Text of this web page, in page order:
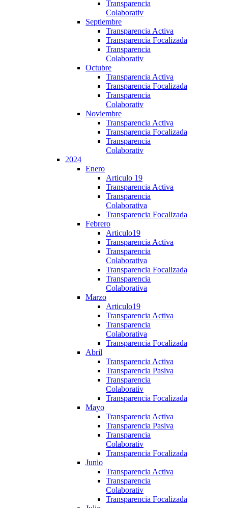
Transparencia
Colaborativ
Septiembre
Transparencia Activa
Transparencia Focalizada
Transparencia
Colaborativ
Octubre
Transparencia Activa
Transparencia Focalizada
Transparencia
Colaborativ
Noviembre
Transparencia Activa
Transparencia Focalizada
Transparencia
Colaborativ
2024
Enero
Articulo 19
Transparencia Activa
Transparencia
Colaborativa
Transparencia Focalizada
Febrero
Articulo19
Transparencia Activa
Transparencia
Colaborativa
Transparencia Focalizada
Transparencia
Colaborativa
Marzo
Articulo19
Transparencia Activa
Transparencia
Colaborativa
Transparencia Focalizada
Abril
Transparencia Activa
Transparencia Pasiva
Transparencia
Colaborativ
Transparencia Focalizada
Mayo
Transparencia Activa
Transparencia Pasiva
Transparencia
Colaborativ
Transparencia Focalizada
Junio
Transparencia Activa
Transparencia
Colaborativ
Transparencia Focalizada